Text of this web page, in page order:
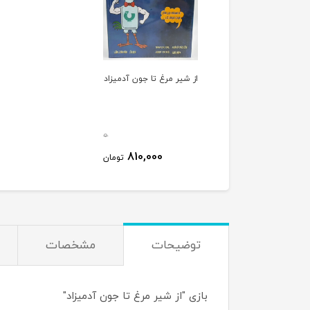
از شیر مرغ تا جون آدمیزاد
0
810,000 تومان
توضیحات مشخصات
بازی "از شیر مرغ تا جون آدمیزاد"